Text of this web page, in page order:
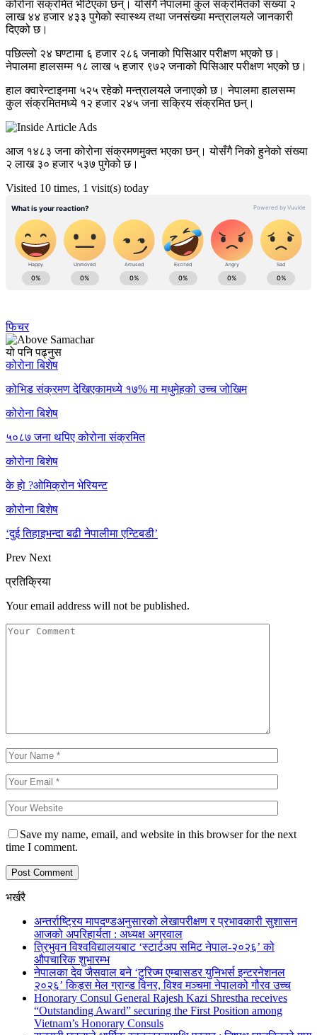
कोरोना संक्रमित भेटिएका छन्। योसँगै नेपालमा कुल संक्रमितको संख्या २
लाख ४४ हजार ४३३ पुगेको स्वास्थ्य तथा जनसंख्या मन्त्रालयले जानकारी
दिएको छ।
पछिल्लो २४ घण्टामा ६ हजार २८६ जनाको पिसिआर परीक्षण भएको छ।
नेपालमा हालसम्म १८ लाख ५ हजार ९७२ जनाको पिसिआर परीक्षण भएको छ।
हाल क्वारेन्टाइनमा ५२५ रहेको मन्त्रालयले जनाएको छ। नेपालमा हालसम्म
कुल संक्रमितमध्ये १२ हजार २४५ जना सक्रिय संक्रमित छन्।
आज १४८३ जना कोरोना संक्रमणमुक्त भएका छन्। योसँगै निको हुनेको संख्या
२ लाख ३० हजार ५३७ पुगेको छ।
Visited 10 times, 1 visit(s) today
फिचर
यो पनि पढ्नुस
कोरोना बिशेष
कोभिड संक्रमण देखिएकामध्ये १७% मा मधुमेहको उच्च जोखिम
कोरोना बिशेष
५०८७ जना थपिए कोरोना संक्रमित
कोरोना बिशेष
के हाे ?ओमिक्रोन भेरियन्ट
कोरोना बिशेष
‘दुई तिहाइभन्दा बढी नेपालीमा एन्टिबडी’
Prev Next
प्रतिक्रिया
Your email address will not be published.
Save my name, email, and website in this browser for the next
time I comment.
भर्खरै
अन्तर्राष्ट्रिय मापदण्डअनुसारको लेखापरीक्षण र प्रभावकारी सुशासन
आजको अपरिहार्यता : अध्यक्ष अग्रवाल
त्रिभुवन विश्वविद्यालयबाट ‘स्टार्टअप समिट नेपाल-२०२६’ को
औपचारिक शुभारम्भ
नेपालका देव जैसवाल बने ‘टुरिज्म एम्बासडर युनिभर्स इन्टरनेशनल
२०२६’ किड्स मेल ग्रान्ड विनर, विश्व मञ्चमा नेपालको गौरव उच्च
Honorary Consul General Rajesh Kazi Shrestha receives
“Outstanding Award” securing the First Position among
Vietnam’s Honorary Consuls